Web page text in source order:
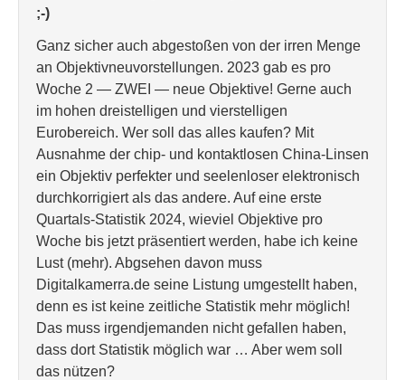
;-)
Ganz sicher auch abgestoßen von der irren Menge
an Objektivneuvorstellungen. 2023 gab es pro
Woche 2 — ZWEI — neue Objektive! Gerne auch
im hohen dreistelligen und vierstelligen
Eurobereich. Wer soll das alles kaufen? Mit
Ausnahme der chip- und kontaktlosen China-Linsen
ein Objektiv perfekter und seelenloser elektronisch
durchkorrigiert als das andere. Auf eine erste
Quartals-Statistik 2024, wieviel Objektive pro
Woche bis jetzt präsentiert werden, habe ich keine
Lust (mehr). Abgsehen davon muss
Digitalkamerra.de seine Listung umgestellt haben,
denn es ist keine zeitliche Statistik mehr möglich!
Das muss irgendjemanden nicht gefallen haben,
dass dort Statistik möglich war … Aber wem soll
das nützen?